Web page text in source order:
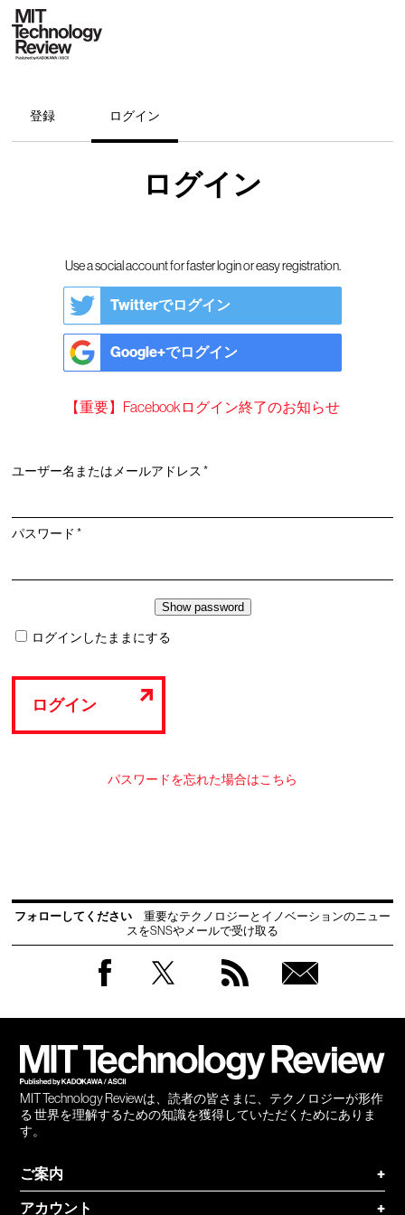
登録 ログイン
ログイン
Use a social account for faster login or easy registration.
Twitterでログイン
Google+でログイン
【重要】Facebookログイン終了のお知らせ
ユーザー名またはメールアドレス*必
パスワード*必
ログインしたままにする
ログイン
パスワードを忘れた場合はこちら
フォローしてください
重要なテクノロジーとイノベーションのニュー
スをSNSやメールで受け取る
MIT Technology Reviewは、読者の皆さまに、テクノロジーが形作
る 世界を理解するための知識を獲得していただくためにありま
す。
ご案内
+
アカウント
+